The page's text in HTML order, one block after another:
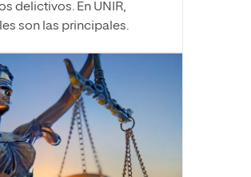
delictivos. En UNIR,
son las principales.